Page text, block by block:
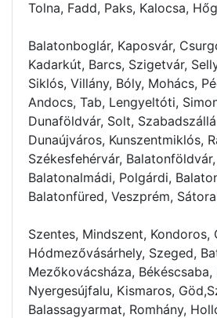
Tolna, Fadd, Paks, Kalocsa,
Balatonboglár, Kaposvár,
Kadarkút, Barcs, Szigetvár,
Siklós, Villány, Bóly, Mohács,
Andocs, Tab, Lengyeltóti,
Dunaföldvár, Solt,
Dunaújváros, Kunszentmiklós,
Székesfehérvár,
Balatonalmádi, Polgárdi,
Balatonfüred, Veszprém,
Szentes, Mindszent, Kondoros,
Hódmezővásárhely, Szeged,
Mezőkovácsháza, Békéscsaba,
Nyergesújfalu, Kismaros,
Balassagyarmat, Romhány,